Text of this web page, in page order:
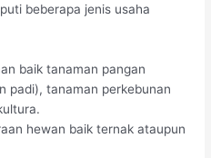
beberapa jenis usaha
baik tanaman pangan
padi), tanaman perkebunan
hewan baik ternak ataupun